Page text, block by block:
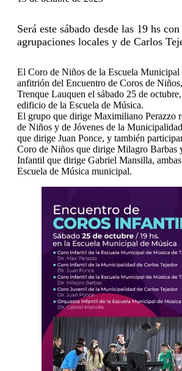
Será este sábado desde las 19 hs
agrupaciones locales y de Carlos
El Coro de Niños de la Escuela Municipal
anfitrión del Encuentro de Coros de
Trenque Lauquen el sábado 25 de
edificio de la Escuela de Música.
El grupo que dirige Maximiliano Perazzo
de Niños y de Jóvenes de la
que dirige Juan Ponce, y también
Coro de Niños que dirige Milagro Barbas
Infantil que dirige Gabriel Mansilla,
Escuela de Música municipal.